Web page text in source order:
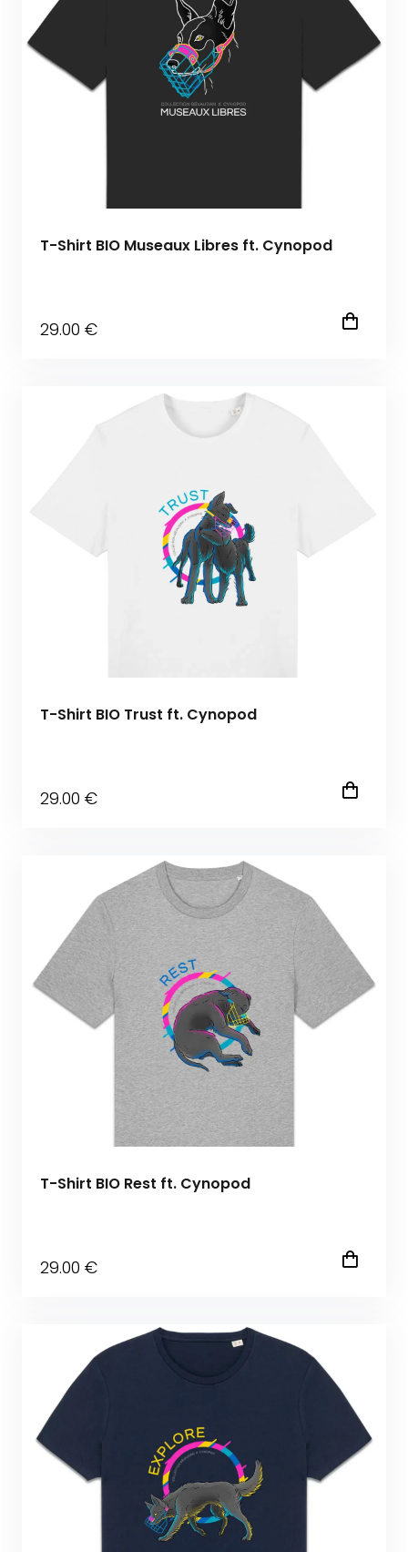
T-Shirt BIO Museaux Libres ft. Cynopod
29.00 €
T-Shirt BIO Trust ft. Cynopod
29.00 €
T-Shirt BIO Rest ft. Cynopod
29.00 €